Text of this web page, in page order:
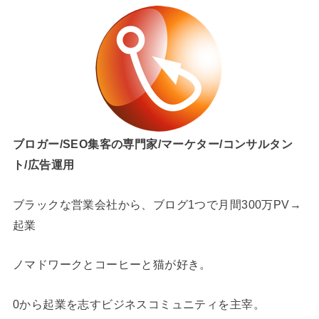
ブロガー/SEO集客の専門家/マーケター/コンサルタン
ト/広告運用
ブラックな営業会社から、ブログ1つで月間300万PV→
起業
ノマドワークとコーヒーと猫が好き。
0から起業を志すビジネスコミュニティを主宰。